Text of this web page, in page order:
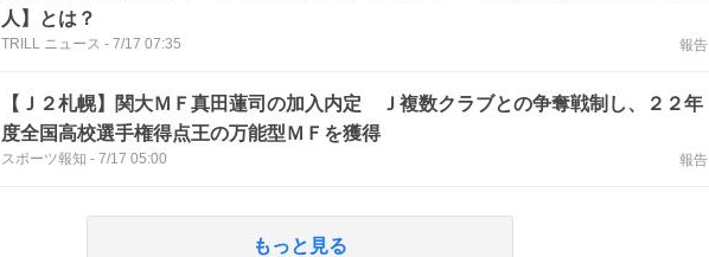
人】とは？
TRILL ニュース - 7/17 07:35 報告
【Ｊ２札幌】関大ＭＦ真田蓮司の加入内定 Ｊ複数クラブとの争奪戦制し、２２年
度全国高校選手権得点王の万能型ＭＦを獲得
スポーツ報知 - 7/17 05:00 報告
もっと見る